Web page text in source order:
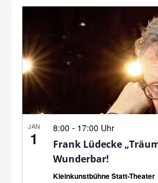
JAN
1
8:00 - 17:00 Uhr
Frank Lüdecke
Wunderbar!
Kleinkunstbühne Statt-Theater